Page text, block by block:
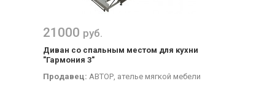
21000 руб.
Диван со спальным местом для кухни
"Гармония 3"
Продавец: АВТОР, ателье мягкой мебели